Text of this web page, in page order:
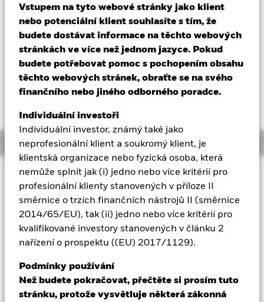
Vstupem na tyto webové stránky jako klient
nebo potenciální klient souhlasíte s tím, že
budete dostávat informace na těchto webových
stránkách ve více než jednom jazyce. Pokud
budete potřebovat pomoc s pochopením obsahu
těchto webových stránek, obraťte se na svého
finančního nebo jiného odborného poradce.
Individuální investoři
Individuální investor, známý také jako
neprofesionální klient a soukromý klient, je
klientská organizace nebo fyzická osoba, která
nemůže splnit jak (i) jedno nebo více kritérií pro
profesionální klienty stanovených v příloze II
směrnice o trzích finančních nástrojů II (směrnice
2014/65/EU), tak (ii) jedno nebo více kritérií pro
kvalifikované investory stanovených v článku 2
nařízení o prospektu ((EU) 2017/1129).
Podmínky používání
Než budete pokračovat, přečtěte si prosím tuto
stránku, protože vysvětluje některá zákonná
BlackRock
iShares
Aladdin
NAV k 05-srp-26
EUR 100,78
1 den změny NAV k 05-srp-26
EUR 0,03 (0,03%)
Morningstar Rating
Overview
Investiční přístup
Cílem fondu je maximalizovat výnosy z vašich investic
pomocí kombinace růstu kapitálu a výnosu z aktiv fondu a v
souladu se zásadami ESG fondu, jak jsou vedeny v prospektu.
Fond investuje alespoň 80 % svých celkových aktiv do
cenných papírů s pevným výnosem, cenných papírů
investičního stupně – tj. splňují určitou úroveň
úvěruschopnosti), a je-li to považováno za vhodné, do vkladů
a hotovosti. Cenné papíry s pevným výnosem zahrnují
dluhopisy a nástroje peněžního trhu (MMI) (tj. dluhové cenné